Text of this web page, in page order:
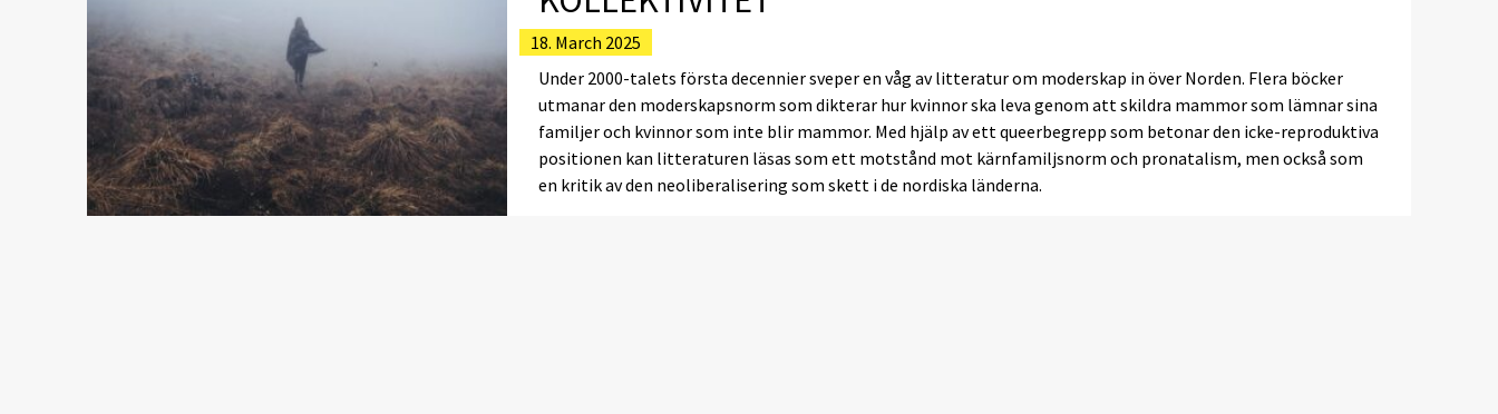
18. March 2025
Under 2000-talets första decennier sveper en våg av litteratur om moderskap in över Norden. Flera böcker
utmanar den moderskapsnorm som dikterar hur kvinnor ska leva genom att skildra mammor som lämnar sina
familjer och kvinnor som inte blir mammor. Med hjälp av ett queerbegrepp som betonar den icke-reproduktiva
positionen kan litteraturen läsas som ett motstånd mot kärnfamiljsnorm och pronatalism, men också som
en kritik av den neoliberalisering som skett i de nordiska länderna.